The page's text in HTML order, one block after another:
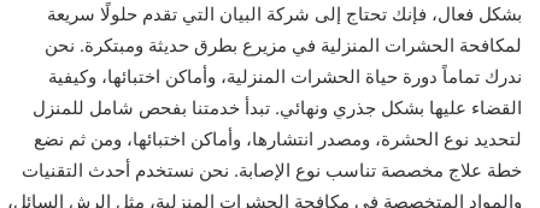
بشكل فعال، فإنك تحتاج إلى شركة البيان التي تقدم حلولًا سريعة
لمكافحة الحشرات المنزلية في مزيرع بطرق حديثة ومبتكرة. نحن
ندرك تماماً دورة حياة الحشرات المنزلية، وأماكن اختبائها، وكيفية
القضاء عليها بشكل جذري ونهائي. تبدأ خدمتنا بفحص شامل للمنزل
لتحديد نوع الحشرة، ومصدر انتشارها، وأماكن اختبائها، ومن ثم نضع
خطة علاج مخصصة تناسب نوع الإصابة. نحن نستخدم أحدث التقنيات
والمواد المتخصصة في مكافحة الحشرات المنزلية، مثل الرش السائل،